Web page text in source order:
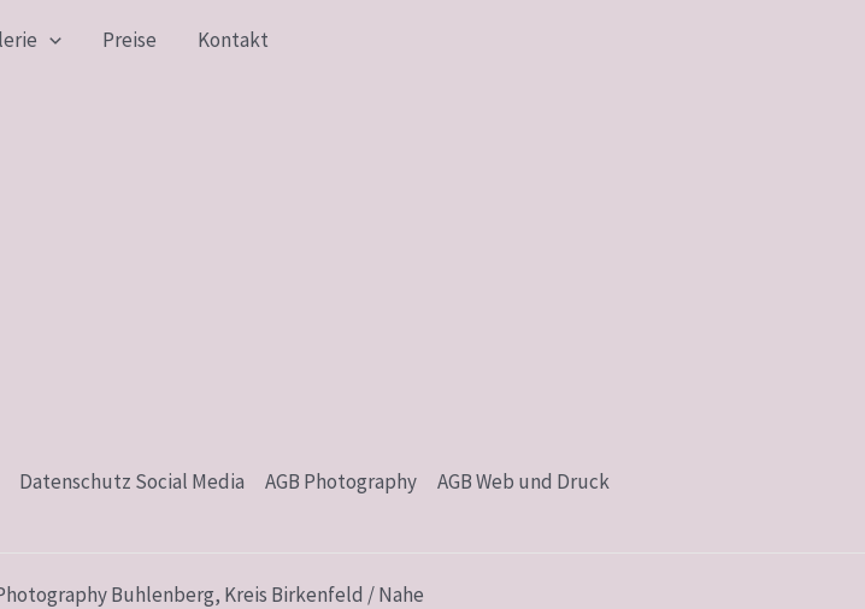
Preise Kontakt
Datenschutz Social Media AGB Photography AGB Web und Druck
Buhlenberg, Kreis Birkenfeld / Nahe